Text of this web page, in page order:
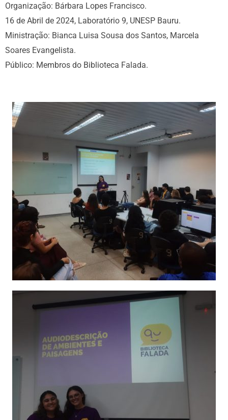
Organização: Bárbara Lopes Francisco.
16 de Abril de 2024, Laboratório 9, UNESP Bauru.
Ministração: Bianca Luisa Sousa dos Santos, Marcela
Soares Evangelista.
Público: Membros do Biblioteca Falada.